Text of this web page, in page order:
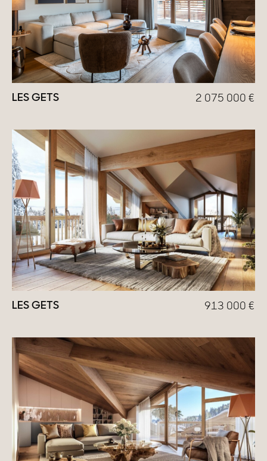
Tous nos biens
LES GETS 2 075 000 €
LES GETS 913 000 €